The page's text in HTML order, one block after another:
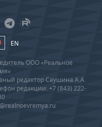
EN
ООО «Реальное
редактор Саушина А.А.
редакции: +7 (843) 222-